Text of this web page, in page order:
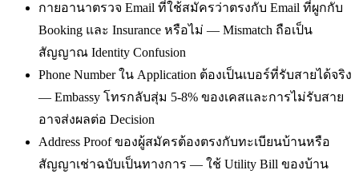
กายอานาตรวจ Email ที่ใช้สมัครว่าตรงกับ Email ที่ผูกกับ
Booking และ Insurance หรือไม่ — Mismatch ถือเป็น
สัญญาณ Identity Confusion
Phone Number ใน Application ต้องเป็นเบอร์ที่รับสายได้จริง
— Embassy โทรกลับสุ่ม 5-8% ของเคสและการไม่รับสาย
อาจส่งผลต่อ Decision
Address Proof ของผู้สมัครต้องตรงกับทะเบียนบ้านหรือ
สัญญาเช่าฉบับเป็นทางการ — ใช้ Utility Bill ของบ้าน